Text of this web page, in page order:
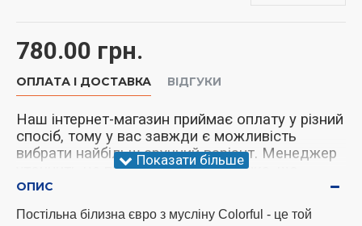
780.00 грн.
ОПЛАТА І ДОСТАВКА ВІДГУКИ
Наш інтернет-магазин приймає оплату у різний
спосіб, тому у вас завжди є можливість
вибрати найбільш зручний варіант. Менеджер
уточнить це питання під час дзвінка, що
підтверджує.
ОПИС
Постільна білизна євро з мусліну Colorful - це той